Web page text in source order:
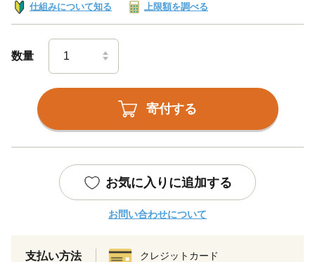
仕組みについて知る 上限額を調べる
数量
寄付する
お気に入りに追加する
お問い合わせについて
支払い方法 クレジットカード